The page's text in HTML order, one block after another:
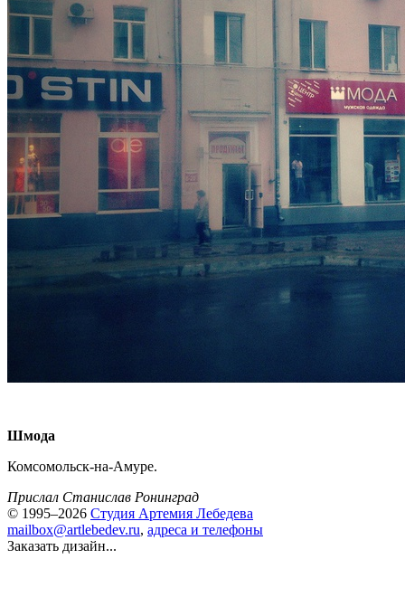
Шмода
Комсомольск-на-Амуре.
Прислал Станислав Ронинград
© 1995–2026 Студия Артемия Лебедева
mailbox@artlebedev.ru, адреса и телефоны
Заказать дизайн...